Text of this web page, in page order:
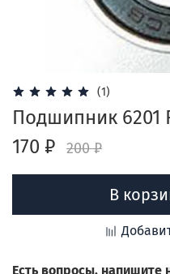
(1)
Подшипник 6201
170 ₽
200 ₽
В
Есть вопросы, напишите